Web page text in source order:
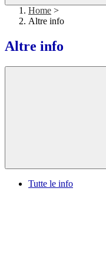
Home >
Altre info
Altre info
Tutte le info